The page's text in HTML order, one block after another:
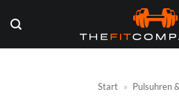
Inhalt
springen
Start » Pulsuhren